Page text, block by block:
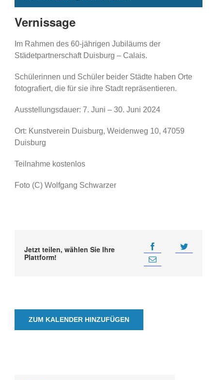
Vernissage
Im Rahmen des 60-jährigen Jubiläums der
Städetpartnerschaft Duisburg – Calais.
Schülerinnen und Schüler beider Städte haben Orte
fotografiert, die für sie ihre Stadt repräsentieren.
Ausstellungsdauer: 7. Juni – 30. Juni 2024
Ort: Kunstverein Duisburg, Weidenweg 10, 47059
Duisburg
Teilnahme kostenlos
Foto (C) Wolfgang Schwarzer
Jetzt teilen, wählen Sie Ihre
Plattform!
ZUM KALENDER HINZUFÜGEN